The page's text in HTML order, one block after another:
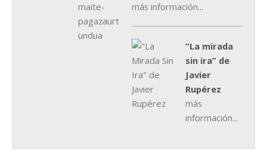
más información...
“La mirada
sin ira” de
Javier
Rupérez
más
información...